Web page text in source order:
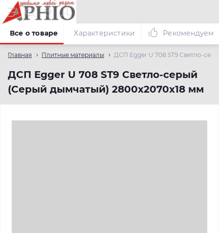
Главная Плитные материалы ДСП Egger U 708 ST9 Светло-
ДСП Egger U 708 ST9 Светло-серый
(Серый дымчатый) 2800х2070х18 мм
Все о товаре Характеристики Рекомендуем